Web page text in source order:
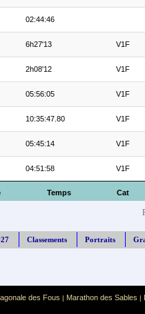
Temps Cat
02:44:46
6h27'13 V1F
2h08'12 V1F
05:56:05 V1F
10:35:47.80 V1F
05:45:14 V1F
04:51:58 V1F
Classements Portraits
des Fous | Marathon des Sables |